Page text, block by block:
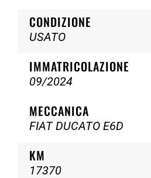
CONDIZIONE
USATO
IMMATRICOLAZIONE
09/2024
MECCANICA
FIAT DUCATO E6D
KM
17370